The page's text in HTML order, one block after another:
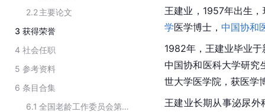
2.2主要论文
3 获得荣誉
4 社会任职
5 参考资料
6 条目合集
6.1
全国老龄工作委员会第一届专家委员名单
王建业，1957年出生
学医学博士 ， 中国协和
1982年，王建业毕业
中国协和医科大学研究
世大学医学院，获医学
王建业长期从事泌尿